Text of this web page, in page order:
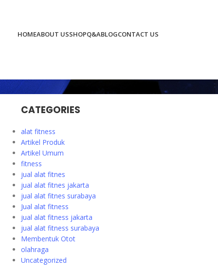
HOMEABOUT USSHOPQ&ABLOGCONTACT US
CATEGORIES
alat fitness
Artikel Produk
Artikel Umum
fitness
jual alat fitnes
jual alat fitnes jakarta
jual alat fitnes surabaya
Jual alat fitness
jual alat fitness jakarta
jual alat fitness surabaya
Membentuk Otot
olahraga
Uncategorized